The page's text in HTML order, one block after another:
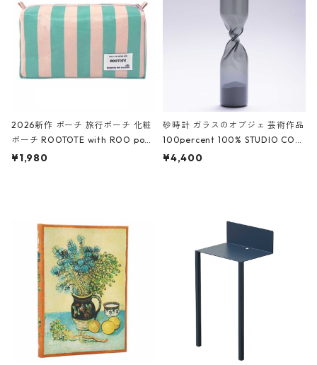
ーガンディー、オフホワイト
2026新作 ポーチ 旅行ポーチ 化粧
ポーチ ROOTOTE with ROO pou
ch 3532 ルートート WR.ポーチ.ラ
¥1,980
砂時計 ガラスのオブジェ 芸術作品
100percent 100% STUDIO COH
AKU Timeless 100パーセント ス
¥4,400